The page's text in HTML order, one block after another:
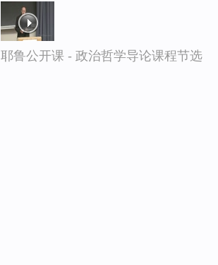
耶鲁公开课 - 政治哲学导论课程节选